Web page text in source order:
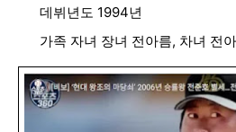
데뷔년도 1994년
가족 자녀 장녀 전아름, 차녀 전